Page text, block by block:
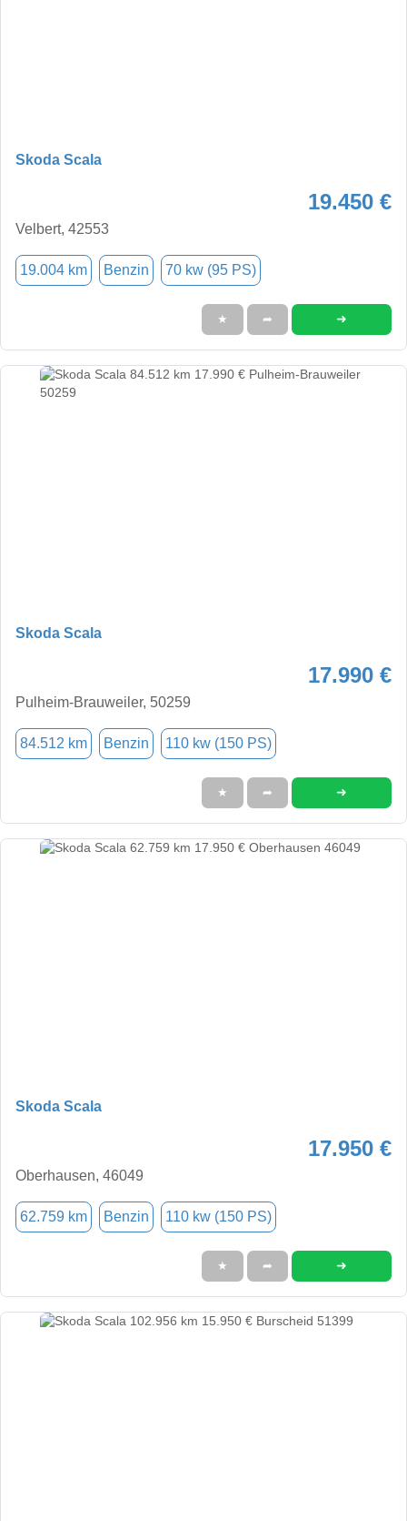
Skoda Scala
19.450 €
Velbert, 42553
19.004 km Benzin 70 kw (95 PS)
★ ➦ ➜
Skoda Scala
17.990 €
Pulheim-Brauweiler, 50259
84.512 km Benzin 110 kw (150 PS)
★ ➦ ➜
Skoda Scala
17.950 €
Oberhausen, 46049
62.759 km Benzin 110 kw (150 PS)
★ ➦ ➜